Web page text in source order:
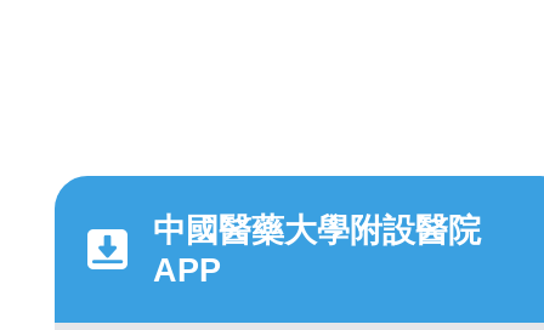
中國醫藥大學附設醫院
APP